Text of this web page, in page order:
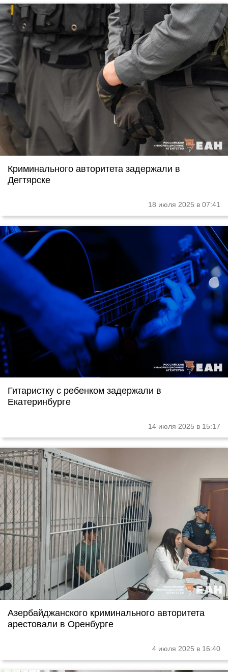
Криминального авторитета задержали в
Дегтярске
18 июля 2025 в 07:41
Гитаристку с ребенком задержали в
Екатеринбурге
14 июля 2025 в 15:17
Азербайджанского криминального авторитета
арестовали в Оренбурге
4 июля 2025 в 16:40